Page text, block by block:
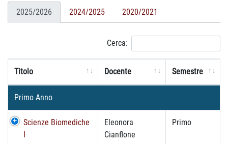
2025/2026 2024/2025 2020/2021
Cerca:
Titolo Docente Semestre
Primo Anno
Scienze Biomediche
I
Eleonora
Cianflone
Primo